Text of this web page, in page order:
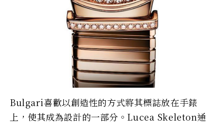
Bulgari喜歡以創造性的方式將其標誌放在手錶
上，使其成為設計的一部分。Lucea Skeleton通